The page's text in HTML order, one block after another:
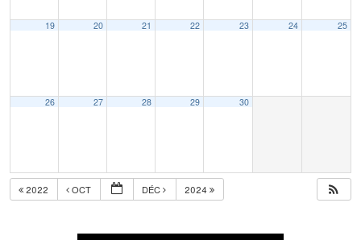
19 20 21 22 23 24 25
26 27 28 29 30
2022 OCT DÉC 2024